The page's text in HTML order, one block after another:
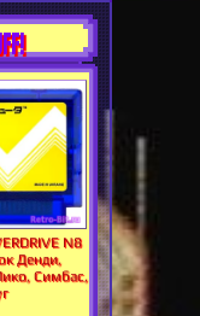
N8
Денди,
Симбас,